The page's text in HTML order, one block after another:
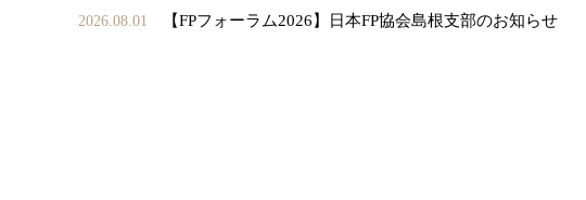
2026.08.01 【FPフォーラム2026】日本FP協会島根支部のお知らせ